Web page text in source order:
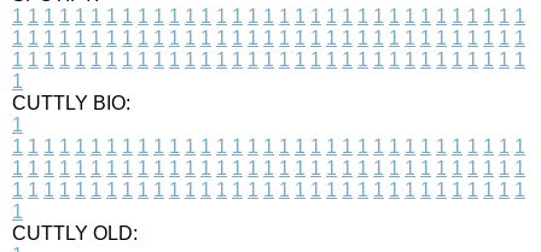
1 1 1 1 1 1 1 1 1 1 1 1 1 1 1 1 1 1 1 1 1 1 1 1 1 1 1 1 1 1 1 1 1
1 1 1 1 1 1 1 1 1 1 1 1 1 1 1 1 1 1 1 1 1 1 1 1 1 1 1 1 1 1 1 1 1
1 1 1 1 1 1 1 1 1 1 1 1 1 1 1 1 1 1 1 1 1 1 1 1 1 1 1 1 1 1 1 1 1
1
CUTTLY BIO:
1
1 1 1 1 1 1 1 1 1 1 1 1 1 1 1 1 1 1 1 1 1 1 1 1 1 1 1 1 1 1 1 1 1
1 1 1 1 1 1 1 1 1 1 1 1 1 1 1 1 1 1 1 1 1 1 1 1 1 1 1 1 1 1 1 1 1
1 1 1 1 1 1 1 1 1 1 1 1 1 1 1 1 1 1 1 1 1 1 1 1 1 1 1 1 1 1 1 1 1
1
CUTTLY OLD: